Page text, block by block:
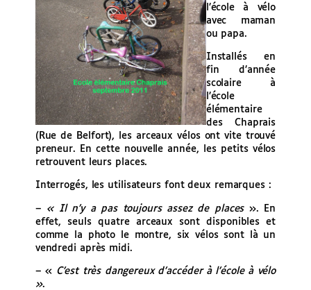
l’école à vélo
avec maman
ou papa.
Installés en
fin d’année
scolaire à
l’école
élémentaire
des Chaprais
(Rue de Belfort), les arceaux vélos ont vite trouvé
preneur. En cette nouvelle année, les petits vélos
retrouvent leurs places.
Interrogés, les utilisateurs font deux remarques :
– « Il n’y a pas toujours assez de places». En
effet, seuls quatre arceaux sont disponibles et
comme la photo le montre, six vélos sont là un
vendredi après midi.
– « C’est très dangereux d’accéder à l’école à vélo
».